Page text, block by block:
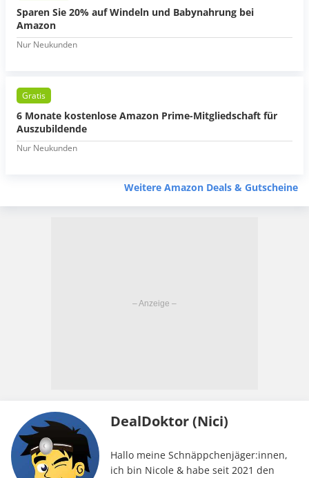
Sparen Sie 20% auf Windeln und Babynahrung bei
Amazon
Nur Neukunden
Gratis
6 Monate kostenlose Amazon Prime-Mitgliedschaft für
Auszubildende
Nur Neukunden
Weitere Amazon Deals & Gutscheine
DealDoktor (Nici)
Hallo meine Schnäppchenjäger:innen,
ich bin Nicole & habe seit 2021 den